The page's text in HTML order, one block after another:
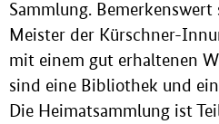
Sammlung.
Meister der Kürschner-
mit einem gut erhaltenen
sind eine Bibliothek und
Die Heimatsammlung ist